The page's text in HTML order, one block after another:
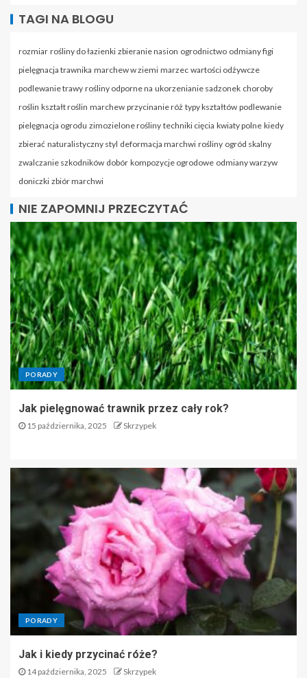
TAGI NA BLOGU
rozmiar rośliny do łazienki zbieranie nasion ogrodnictwo odmiany figi
pielęgnacja trawnika marchew w ziemi marzec wartości odżywcze
podlewanie trawy rośliny odporne na ukorzenianie sadzonek choroby
roślin kształt roślin marchew przycinanie róż typy kształtów podlewanie
pielęgnacja ogrodu zimozielone rośliny techniki cięcia kwiaty polne kiedy
zbierać naturalistyczny styl deformacja marchwi rośliny ogród skalny
zwalczanie szkodników dobór kompozycje ogrodowe odmiany warzyw
doniczki zbiór marchwi
NIE ZAPOMNIJ PRZECZYTAĆ
PORADY
Jak pielęgnować trawnik przez cały rok?
15 października, 2025 Skrzypek
PORADY
Jak i kiedy przycinać róże?
14 października, 2025 Skrzypek